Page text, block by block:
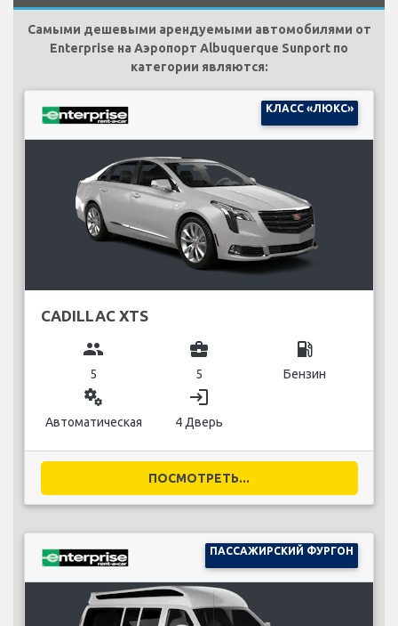
Самыми дешевыми арендуемыми автомобилями от
Enterprise на Аэропорт Albuquerque Sunport по
категории являются:
КЛАСС «ЛЮКС»
CADILLAC XTS
group
5
business_center
5
local_gas_station
Бензин
miscellaneous_services
Автоматическая
login
4 Дверь
ПОСМОТРЕТЬ...
ПАССАЖИРСКИЙ ФУРГОН